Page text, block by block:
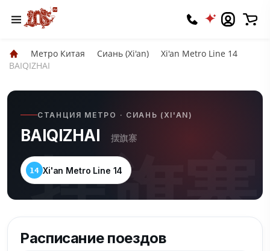
Метро Китая Сиань (Xi'an)
Xi'an Metro Line 14
BAIQIZHAI
摆旗寨
СТАНЦИЯ МЕТРО · СИАНЬ (XI'AN)
BAIQIZHAI 摆旗寨
14 Xi'an Metro Line 14
Расписание поездов